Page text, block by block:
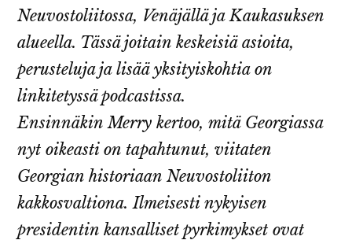
Neuvostoliitossa, Venäjällä ja Kaukasuksen
alueella. Tässä joitain keskeisiä asioita,
perusteluja ja lisää yksityiskohtia on
linkitetyssä podcastissa.
Ensinnäkin Merry kertoo, mitä Georgiassa
nyt oikeasti on tapahtunut, viitaten
Georgian historiaan Neuvostoliiton
kakkosvaltiona. Ilmeisesti nykyisen
presidentin kansalliset pyrkimykset ovat